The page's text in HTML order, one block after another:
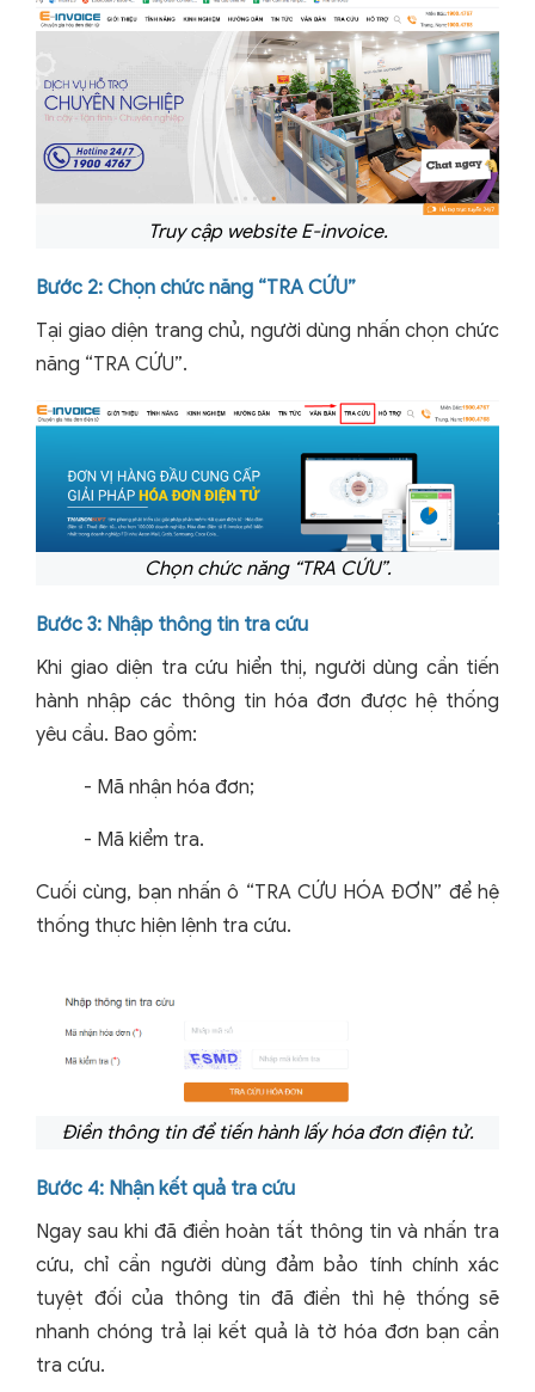
Truy cập website E-invoice.
Bước 2: Chọn chức năng “TRA CỨU”
Tại giao diện trang chủ, người dùng nhấn chọn chức
năng “TRA CỨU”.
Chọn chức năng “TRA CỨU”.
Bước 3: Nhập thông tin tra cứu
Khi giao diện tra cứu hiển thị, người dùng cần tiến
hành nhập các thông tin hóa đơn được hệ thống
yêu cầu. Bao gồm:
- Mã nhận hóa đơn;
- Mã kiểm tra.
Cuối cùng, bạn nhấn ô “TRA CỨU HÓA ĐƠN” để hệ
thống thực hiện lệnh tra cứu.
Điền thông tin để tiến hành lấy hóa đơn điện tử.
Bước 4: Nhận kết quả tra cứu
Ngay sau khi đã điền hoàn tất thông tin và nhấn tra
cứu, chỉ cần người dùng đảm bảo tính chính xác
tuyệt đối của thông tin đã điền thì hệ thống sẽ
nhanh chóng trả lại kết quả là tờ hóa đơn bạn cần
tra cứu.